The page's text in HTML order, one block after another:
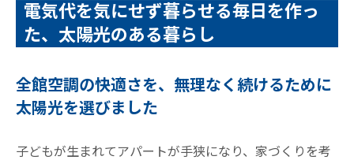
電気代を気にせず暮らせる毎日を作っ
た、太陽光のある暮らし
全館空調の快適さを、無理なく続けるために
太陽光を選びました
子どもが生まれてアパートが手狭になり、家づくりを考